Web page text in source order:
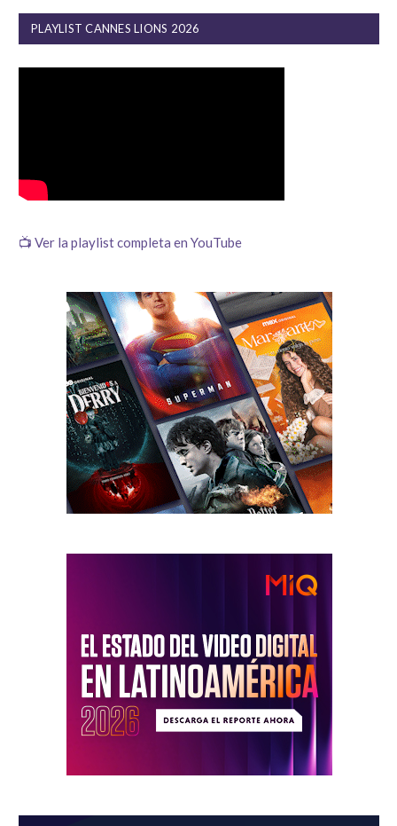
PLAYLIST CANNES LIONS 2026
📺 Ver la playlist completa en YouTube